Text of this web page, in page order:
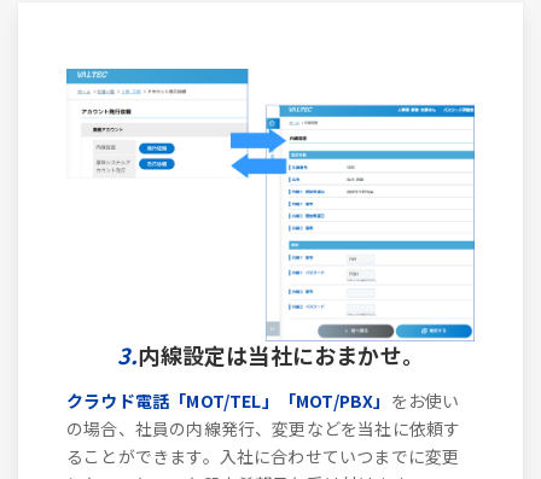
3.内線設定は当社におまかせ。
クラウド電話「MOT/TEL」「MOT/PBX」 をお使い
の場合、社員の内線発行、変更などを当社に依頼す
ることができます。入社に合わせていつまでに変更